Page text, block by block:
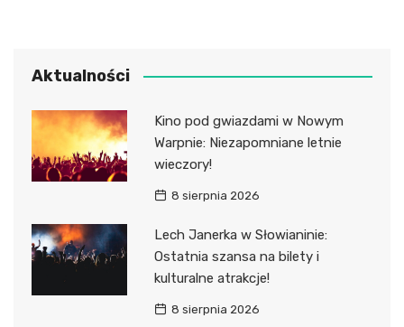
Aktualności
Kino pod gwiazdami w Nowym
Warpnie: Niezapomniane letnie
wieczory!
8 sierpnia 2026
Lech Janerka w Słowianinie:
Ostatnia szansa na bilety i
kulturalne atrakcje!
8 sierpnia 2026